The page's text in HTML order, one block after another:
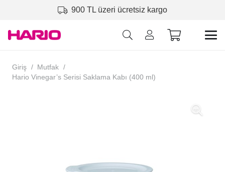
900 TL üzeri ücretsiz kargo
Giriş / Mutfak /
Hario Vinegar’s Serisi Saklama Kabı (400 ml)